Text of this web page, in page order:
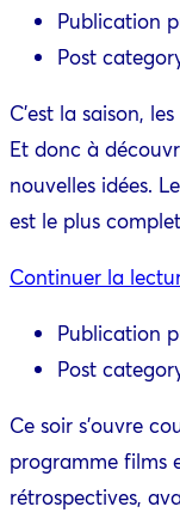
Publication
Post
C'est la saison,
Et donc à
nouvelles idées.
est le plus
Continuer la
Publication
Post
Ce soir s'ouvre
programme films
rétrospectives,